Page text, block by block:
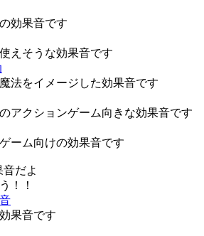
効果音です
えそうな効果音です
法をイメージした効果音です
アクションゲーム向きな効果音です
ーム向けの効果音です
音だよ
！！
果音です